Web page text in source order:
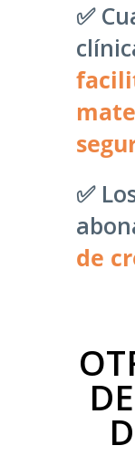
✅
✅
de